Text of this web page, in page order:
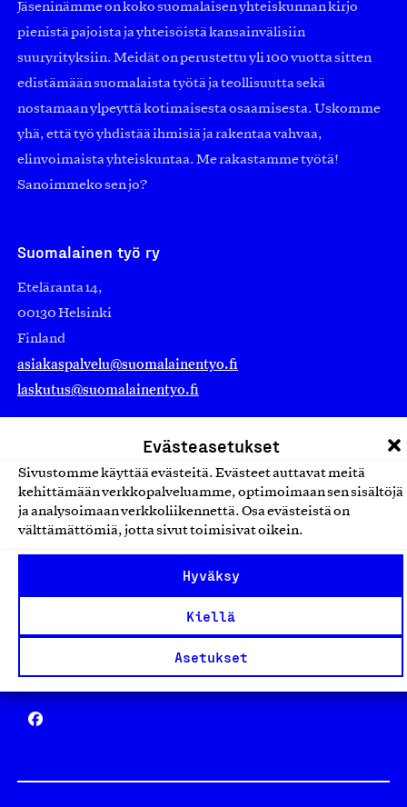
Evästeasetukset
Sivustomme käyttää evästeitä. Evästeet auttavat meitä
kehittämään verkkopalveluamme, optimoimaan sen sisältöjä
ja analysoimaan verkkoliikennettä. Osa evästeistä on
välttämättömiä, jotta sivut toimisivat oikein.
Hyväksy
Kiellä
Asetukset
Jäseninämme on koko suomalaisen yhteiskunnan kirjo
pienistä pajoista ja yhteisöistä kansainvälisiin
suuryrityksiin. Meidät on perustettu yli 100 vuotta sitten
edistämään suomalaista työtä ja teollisuutta sekä
nostamaan ylpeyttä kotimaisesta osaamisesta. Uskomme
yhä, että työ yhdistää ihmisiä ja rakentaa vahvaa,
elinvoimaista yhteiskuntaa. Me rakastamme työtä!
Sanoimmeko sen jo?
Suomalainen työ ry
Eteläranta 14,
00130 Helsinki
Finland
asiakaspalvelu@suomalainentyo.fi
laskutus@suomalainentyo.fi
Avainlippu
Yhteiskunnallinen Yritys -merkki